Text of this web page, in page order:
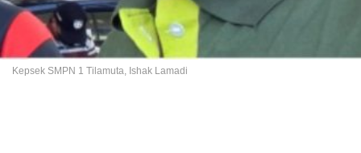
Kepsek SMPN 1 Tilamuta, Ishak Lamadi